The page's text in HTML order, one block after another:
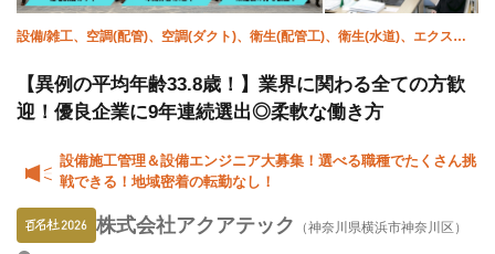
設備/雑工、空調(配管)、空調(ダクト)、衛生(配管工)、衛生(水道)、エクステ
工事)
【異例の平均年齢33.8歳！】業界に関わる全ての方歓
迎！優良企業に9年連続選出◎柔軟な働き方
設備施工管理＆設備エンジニア大募集！選べる職種でたくさん挑
戦できる！地域密着の転勤なし！
株式会社アクアテック （神奈川県横浜市神奈川区）